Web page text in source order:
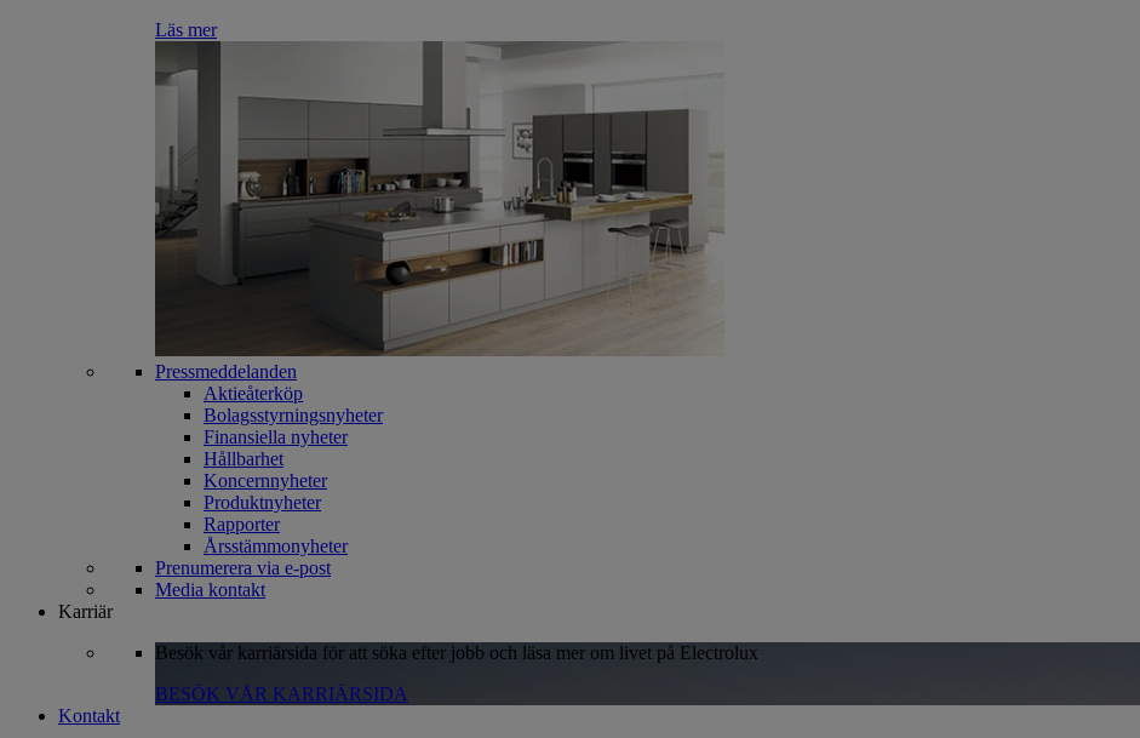
Läs mer
Pressmeddelanden
Aktieåterköp
Bolagsstyrningsnyheter
Finansiella nyheter
Hållbarhet
Koncernnyheter
Produktnyheter
Rapporter
Årsstämmonyheter
Prenumerera via e-post
Media kontakt
Karriär
Besök vår karriärsida för att söka efter jobb och läsa mer om livet på Electrolux
BESÖK VÅR KARRIÄRSIDA
Kontakt